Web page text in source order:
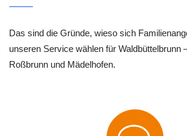
Das sind die Gründe, wieso sich
unseren Service wählen für Waldbüttelbrunn
Roßbrunn und Mädelhofen.